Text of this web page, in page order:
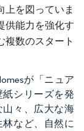
上を図っていま
供能力を強化す
複数のスタート
が「ニュア
シリーズを発
々、広大な海
など、自然に